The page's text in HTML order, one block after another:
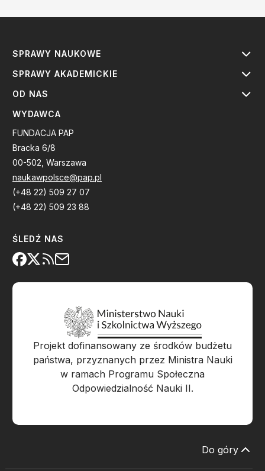
SPRAWY NAUKOWE
SPRAWY AKADEMICKIE
OD NAS
WYDAWCA
FUNDACJA PAP
Bracka 6/8
00-502, Warszawa
naukawpolsce@pap.pl
(+48 22) 509 27 07
(+48 22) 509 23 88
ŚLEDŹ NAS
Projekt dofinansowany ze środków budżetu
państwa, przyznanych przez Ministra Nauki
w ramach Programu Społeczna
Odpowiedzialność Nauki II.
Do góry